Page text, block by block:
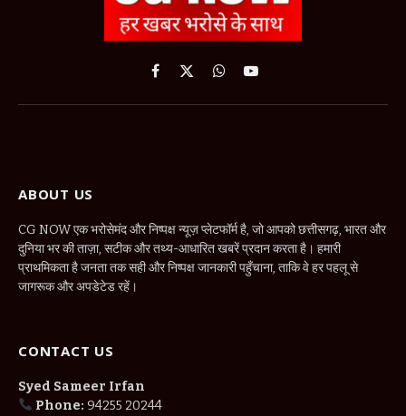
Facebook
X
WhatsApp
YouTube
ABOUT US
CG NOW एक भरोसेमंद और निष्पक्ष न्यूज़ प्लेटफॉर्म है, जो आपको छत्तीसगढ़, भारत और
दुनिया भर की ताज़ा, सटीक और तथ्य-आधारित खबरें प्रदान करता है। हमारी
प्राथमिकता है जनता तक सही और निष्पक्ष जानकारी पहुँचाना, ताकि वे हर पहलू से
जागरूक और अपडेटेड रहें।
CONTACT US
Syed Sameer Irfan
Phone: 94255 20244